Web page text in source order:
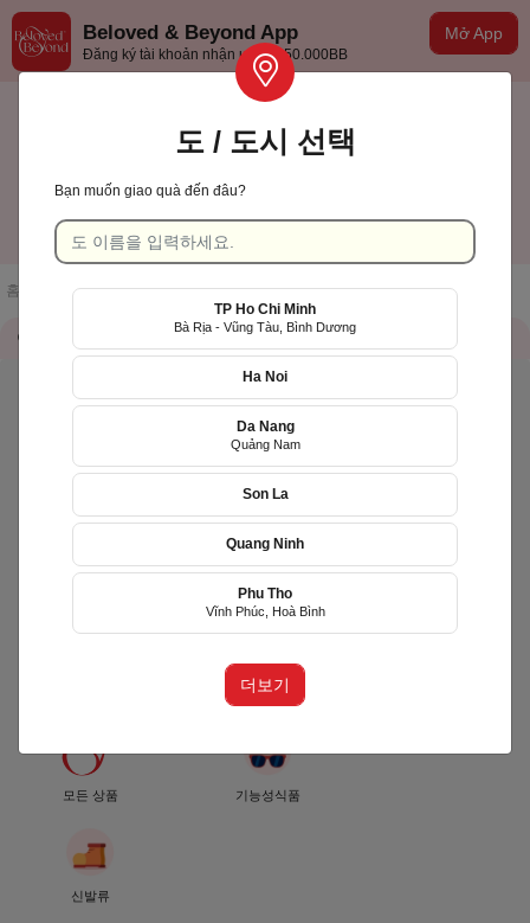
Mở App
Beloved & Beyond App
Đăng ký tài khoản nhận ưu đãi 50.000BB
홈페이지 / 점포 목록 / RUN TOGETHER VIETNAM
QR Code
RUN TOGETHER
Quận Ninh Kiều, Cần Thơ
모든 상품 기능성식품
신발류
도 / 도시 선택
Bạn muốn giao quà đến đâu?
TP Ho Chi Minh
Bà Rịa - Vũng Tàu, Bình Dương
Ha Noi
Da Nang
Quảng Nam
Son La
Quang Ninh
Phu Tho
Vĩnh Phúc, Hoà Bình
더보기